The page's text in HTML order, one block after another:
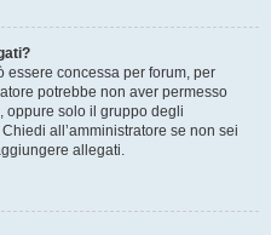
concessa per forum, per
potrebbe non aver permesso
oppure solo il gruppo degli
all’amministratore se non sei
allegati.